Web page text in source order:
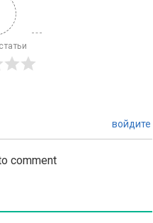
войдите
comment